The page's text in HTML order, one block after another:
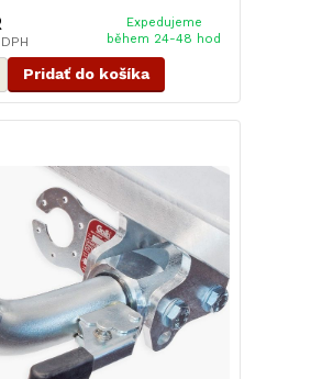
Expedujeme
během 24-48 hod
Pridať do košíka